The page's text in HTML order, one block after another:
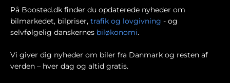
På Boosted.dk finder du opdaterede nyheder om
bilmarkedet, bilpriser, trafik og lovgivning - og
selvfølgelig danskernes biløkonomi.
Vi giver dig nyheder om biler fra Danmark og resten af
verden – hver dag og altid gratis.